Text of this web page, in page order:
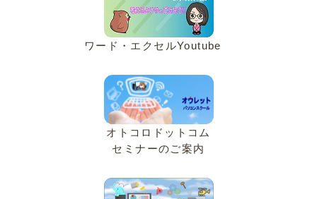
ワード・エクセルYoutube
オトコロドットコム
セミナーのご案内